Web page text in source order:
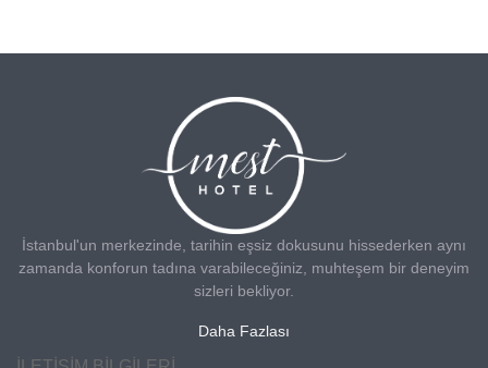
İstanbul'un merkezinde, tarihin eşsiz dokusunu hissederken aynı
zamanda konforun tadına varabileceğiniz, muhteşem bir deneyim
sizleri bekliyor.
Daha Fazlası